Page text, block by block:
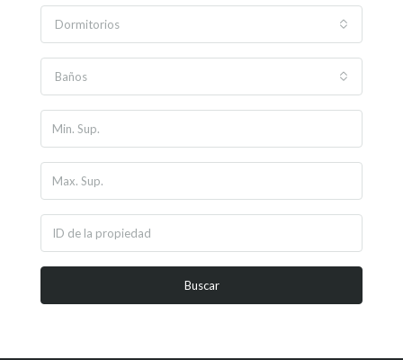
Dormitorios
Baños
Buscar